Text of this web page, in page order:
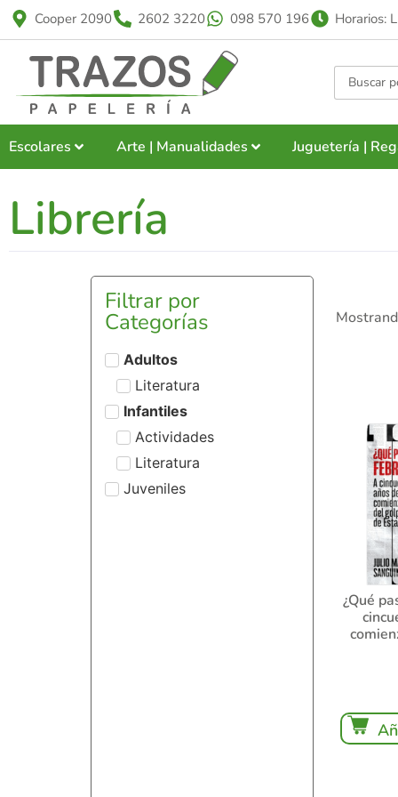
Cooper 2090 2602 3220 098 570 196 Horarios:
Escolares Arte | Manualidades Juguetería |
Librería
Filtrar por
Categorías
Adultos
Literatura
Infantiles
Actividades
Literatura
Juveniles
¿Qué